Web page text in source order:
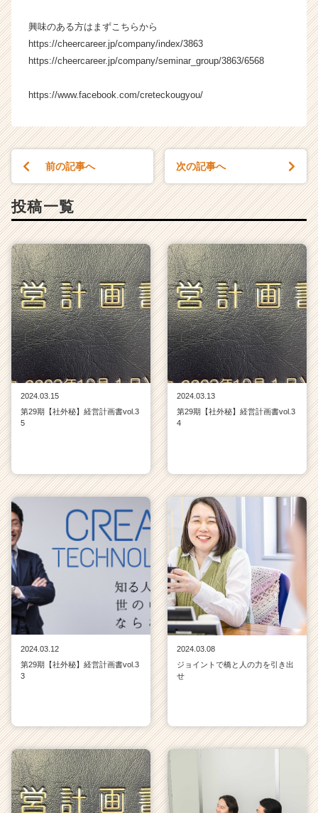
e
e
r）
興味のある方はまずこちらから
https://cheercareer.jp/company/index/3863
https://cheercareer.jp/company/seminar_group/3863/6568
https://www.facebook.com/creteckougyou/
前の記事へ 次の記事へ
投稿一覧
2024.03.15
第29期【社外秘】経営計画書vol.3
5
2024.03.13
第29期【社外秘】経営計画書vol.3
4
2024.03.12
第29期【社外秘】経営計画書vol.3
3
2024.03.08
ジョイントで橋と人の力を引き出
せ